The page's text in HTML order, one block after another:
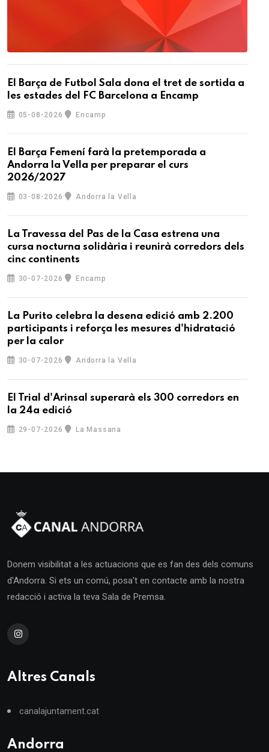
El Barça de Futbol Sala dona el tret de sortida a
les estades del FC Barcelona a Encamp
05-08-2026 Encamp
El Barça Femení farà la pretemporada a
Andorra la Vella per preparar el curs
2026/2027
03-08-2026 Andorra la Vella
La Travessa del Pas de la Casa estrena una
cursa nocturna solidària i reunirà corredors dels
cinc continents
30-07-2026 Encamp
La Purito celebra la desena edició amb 2.200
participants i reforça les mesures d'hidratació
per la calor
30-07-2026 Andorra la Vella
El Trial d'Arinsal superarà els 300 corredors en
la 24a edició
29-07-2026 La Massana
Donem visibilitat a les actuacions que es fan des dels comuns
d'Andorra. Si ets un comú, posa't en contacte amb la nostra
redacció i activa la teva Sala de Premsa.
Altres Canals
canalajuntament.cat
Andorra